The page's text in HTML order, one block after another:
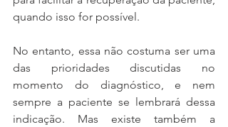
quando isso for possível.
No entanto, essa não costuma ser uma
das prioridades discutidas no
momento do diagnóstico, e nem
sempre a paciente se lembrará dessa
indicação. Mas existe também a